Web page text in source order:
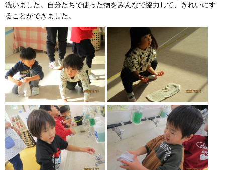
洗いました。自分たちで使った物をみんなで協力して、きれいにす
ることができました。